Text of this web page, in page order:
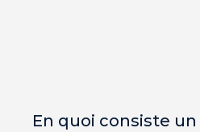
En quoi consiste